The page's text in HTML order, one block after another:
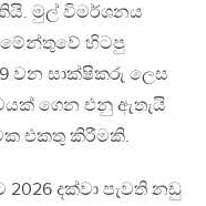
මුල් විමර්ශනය
හිටපු
වන සාක්ෂිකරු ලෙස
ගෙන එනු ඇතැයි
එකතු කිරීමකි.
දක්වා පැවති නඩු